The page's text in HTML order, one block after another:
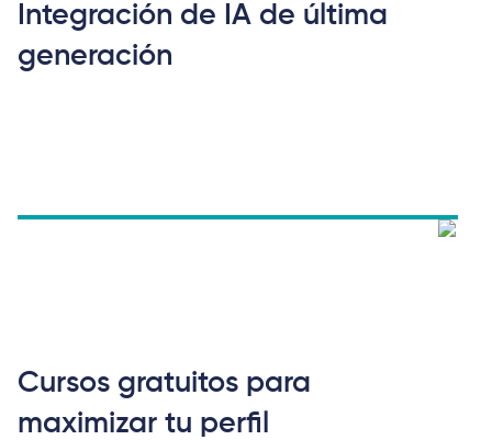
Integración de IA de última
generación
Cursos gratuitos para
maximizar tu perfil